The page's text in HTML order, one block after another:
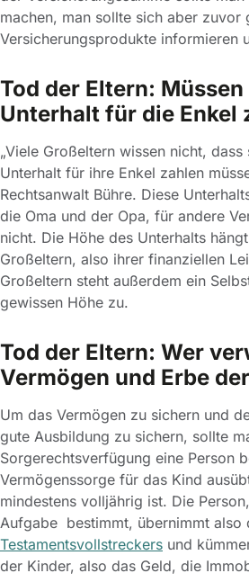
machen, man sollte sich aber zuvor
Versicherungsprodukte informieren
Tod der Eltern:
Unterhalt für die Enkel
„Viele Großeltern wissen nicht,
Unterhalt für ihre Enkel zahlen
Rechtsanwalt Bühre. Diese
die Oma und der Opa, für andere
nicht. Die Höhe des Unterhalts
Großeltern, also ihrer finanziellen
Großeltern steht außerdem ein
gewissen Höhe zu.
Tod der Eltern: Wer
Vermögen und Erbe
Um das Vermögen zu sichern und
gute Ausbildung zu sichern, sollte
Sorgerechtsverfügung eine Person
Vermögenssorge für das Kind
mindestens volljährig ist. Die
Aufgabe bestimmt, übernimmt also
Testamentsvollstreckers und
der Kinder, also das Geld, die